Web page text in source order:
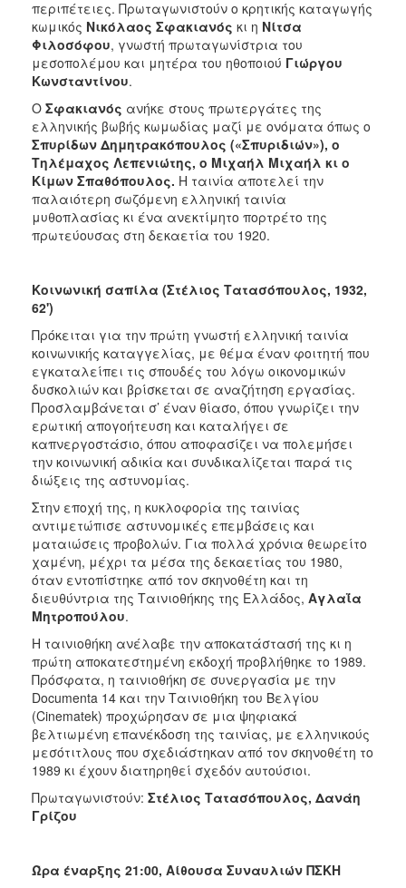
περιπέτειες. Πρωταγωνιστούν ο κρητικής καταγωγής
κωμικός Νικόλαος Σφακιανός κι η Νίτσα
Φιλοσόφου, γνωστή πρωταγωνίστρια του
μεσοπολέμου και μητέρα του ηθοποιού Γιώργου
Κωνσταντίνου.
Ο Σφακιανός ανήκε στους πρωτεργάτες της
ελληνικής βωβής κωμωδίας μαζί με ονόματα όπως ο
Σπυρίδων Δημητρακόπουλος («Σπυριδιών»), ο
Τηλέμαχος Λεπενιώτης, ο Μιχαήλ Μιχαήλ κι ο
Κίμων Σπαθόπουλος. H ταινία αποτελεί την
παλαιότερη σωζόμενη ελληνική ταινία
μυθοπλασίας κι ένα ανεκτίμητο πορτρέτο της
πρωτεύουσας στη δεκαετία του 1920.
Κοινωνική σαπίλα (Στέλιος Τατασόπουλος, 1932,
62')
Πρόκειται για την πρώτη γνωστή ελληνική ταινία
κοινωνικής καταγγελίας, με θέμα έναν φοιτητή που
εγκαταλείπει τις σπουδές του λόγω οικονομικών
δυσκολιών και βρίσκεται σε αναζήτηση εργασίας.
Προσλαμβάνεται σ’ έναν θίασο, όπου γνωρίζει την
ερωτική απογοήτευση και καταλήγει σε
καπνεργοστάσιο, όπου αποφασίζει να πολεμήσει
την κοινωνική αδικία και συνδικαλίζεται παρά τις
διώξεις της αστυνομίας.
Στην εποχή της, η κυκλοφορία της ταινίας
αντιμετώπισε αστυνομικές επεμβάσεις και
ματαιώσεις προβολών. Για πολλά χρόνια θεωρείτο
χαμένη, μέχρι τα μέσα της δεκαετίας του 1980,
όταν εντοπίστηκε από τον σκηνοθέτη και τη
διευθύντρια της Ταινιοθήκης της Ελλάδος, Αγλαΐα
Μητροπούλου.
Η ταινιοθήκη ανέλαβε την αποκατάστασή της κι η
πρώτη αποκατεστημένη εκδοχή προβλήθηκε το 1989.
Πρόσφατα, η ταινιοθήκη σε συνεργασία με την
Documenta 14 και την Ταινιοθήκη του Βελγίου
(Cinematek) προχώρησαν σε μια ψηφιακά
βελτιωμένη επανέκδοση της ταινίας, με ελληνικούς
μεσότιτλους που σχεδιάστηκαν από τον σκηνοθέτη το
1989 κι έχουν διατηρηθεί σχεδόν αυτούσιοι.
Πρωταγωνιστούν: Στέλιος Τατασόπουλος, Δανάη
Γρίζου
Ώρα έναρξης 21:00, Αίθουσα Συναυλιών ΠΣΚΗ